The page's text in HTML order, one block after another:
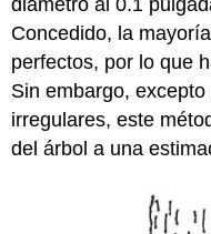
diámetro al 0.1
Concedido, la
perfectos, por lo que
Sin embargo,
irregulares, este
del árbol a una